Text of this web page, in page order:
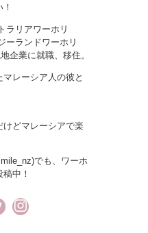
ラリアワーホリ
ーランドワーホリ
企業に就職、移住。
レーシア人の彼と
けどマレーシアで楽
でも、ワーホ
中！